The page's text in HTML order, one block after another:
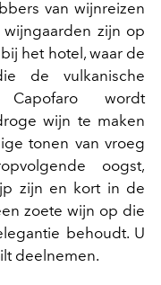
van wijnreizen
zijn op
het hotel, waar de
de vulkanische
wordt
wijn te maken
tonen van vroeg
oogst,
zijn en kort in de
zoete wijn op die
behoudt. U
deelnemen.